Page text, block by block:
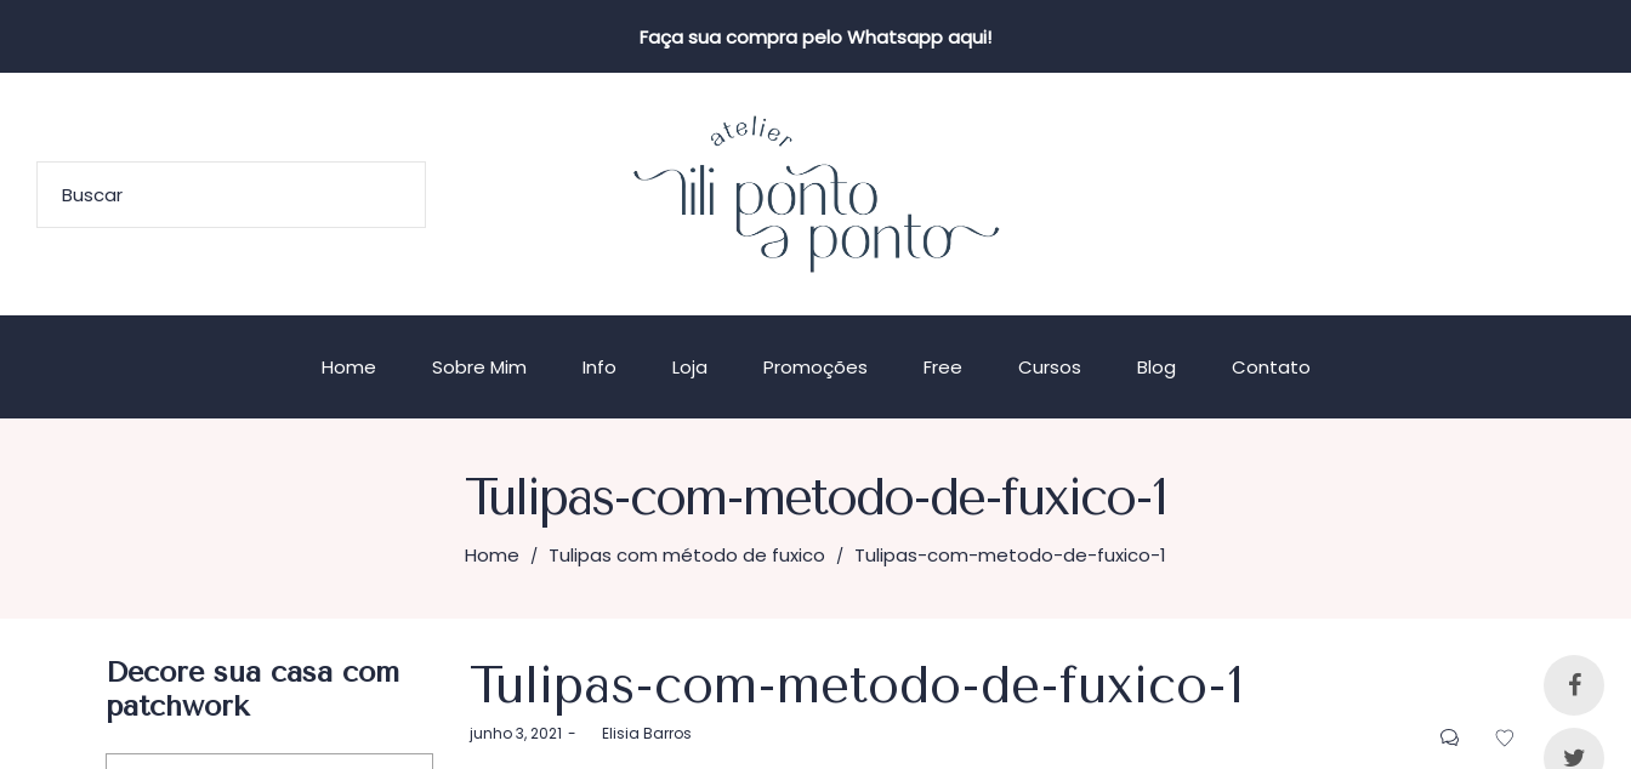
Faça sua compra pelo Whatsapp aqui!
Home Sobre Mim Info Loja Promoções Free Cursos Blog Contato
Tulipas-com-metodo-de-fuxico-1
Home / Tulipas com método de fuxico / Tulipas-com-metodo-de-fuxico-1
Tulipas-com-metodo-de-fuxico-1
Postado
junho 3, 2021 byElisia Barros
Decore sua casa com
patchwork